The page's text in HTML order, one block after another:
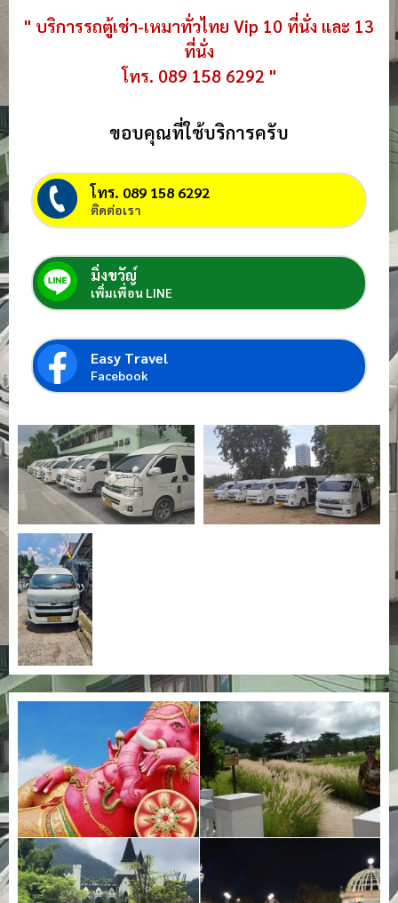
" บริการรถตู้เช่า-เหมาทั่วไทย Vip 10 ที่นั่ง และ 13
ที่นั่ง
โทร. 089 158 6292 "
ขอบคุณที่ใช้บริการครับ
โทร. 089 158 6292
ติดต่อเรา
มิ่งขวัญ์
เพิ่มเพื่อน LINE
Easy Travel
Facebook